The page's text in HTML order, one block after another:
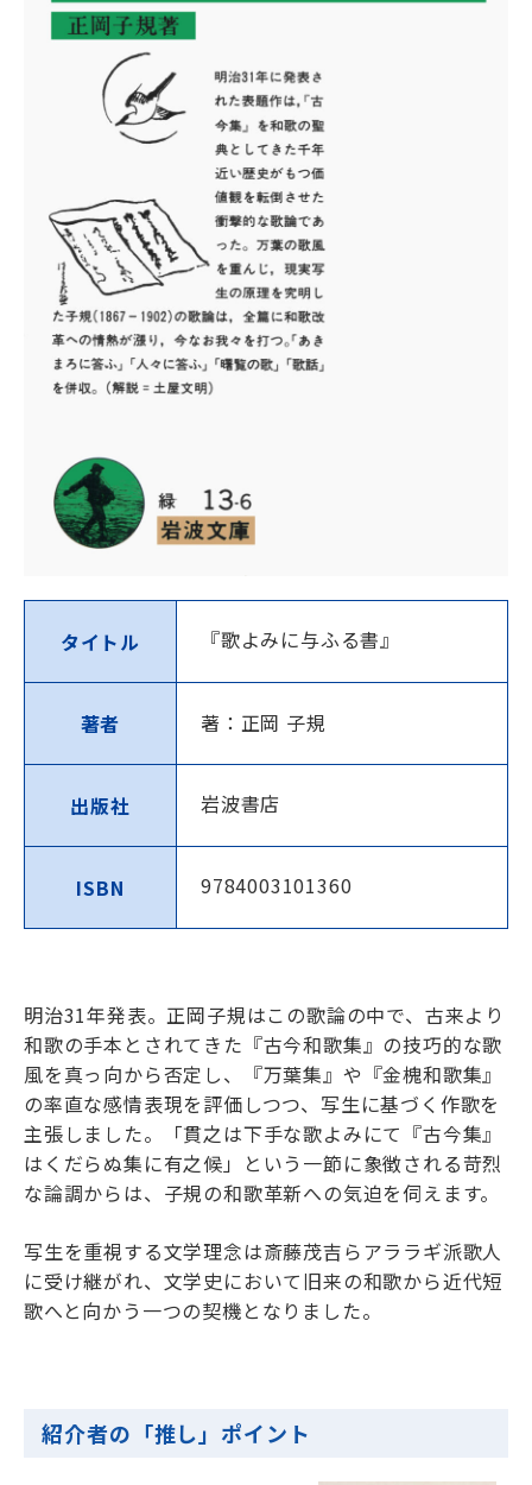
タイトル 『歌よみに与ふる書』
著者 著：正岡 子規
出版社 岩波書店
ISBN 9784003101360
明治31年発表。正岡子規はこの歌論の中で、古来より
和歌の手本とされてきた『古今和歌集』の技巧的な歌
風を真っ向から否定し、『万葉集』や『金槐和歌集』
の率直な感情表現を評価しつつ、写生に基づく作歌を
主張しました。「貫之は下手な歌よみにて『古今集』
はくだらぬ集に有之候」という一節に象徴される苛烈
な論調からは、子規の和歌革新への気迫を伺えます。
写生を重視する文学理念は斎藤茂吉らアララギ派歌人
に受け継がれ、文学史において旧来の和歌から近代短
歌へと向かう一つの契機となりました。
紹介者の「推し」ポイント